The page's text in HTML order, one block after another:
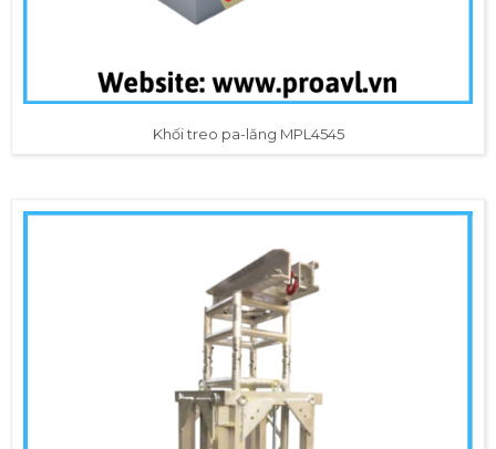
Khối treo pa-lăng MPL4545